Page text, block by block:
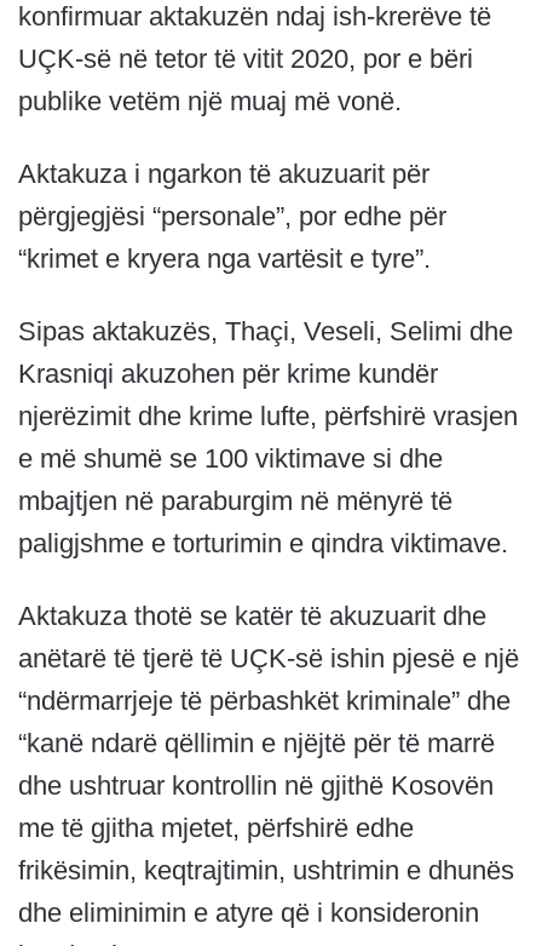
konfirmuar aktakuzën ndaj ish-krerëve të
UÇK-së në tetor të vitit 2020, por e bëri
publike vetëm një muaj më vonë.
Aktakuza i ngarkon të akuzuarit për
përgjegjësi “personale”, por edhe për
“krimet e kryera nga vartësit e tyre”.
Sipas aktakuzës, Thaçi, Veseli, Selimi dhe
Krasniqi akuzohen për krime kundër
njerëzimit dhe krime lufte, përfshirë vrasjen
e më shumë se 100 viktimave si dhe
mbajtjen në paraburgim në mënyrë të
paligjshme e torturimin e qindra viktimave.
Aktakuza thotë se katër të akuzuarit dhe
anëtarë të tjerë të UÇK-së ishin pjesë e një
“ndërmarrjeje të përbashkët kriminale” dhe
“kanë ndarë qëllimin e njëjtë për të marrë
dhe ushtruar kontrollin në gjithë Kosovën
me të gjitha mjetet, përfshirë edhe
frikësimin, keqtrajtimin, ushtrimin e dhunës
dhe eliminimin e atyre që i konsideronin